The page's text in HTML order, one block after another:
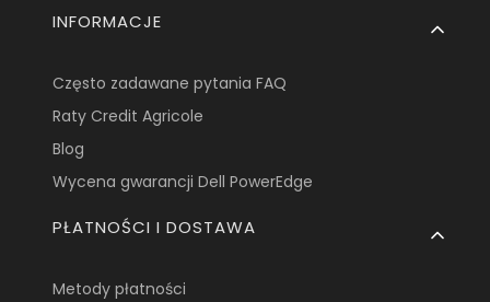
Linki w stopce
INFORMACJE
Często zadawane pytania FAQ
Raty Credit Agricole
Blog
Wycena gwarancji Dell PowerEdge
PŁATNOŚCI I DOSTAWA
Metody płatności